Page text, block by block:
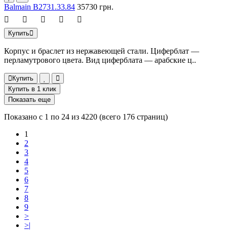
Balmain B2731.33.84 35730 грн.
Купить
Корпус и браслет из нержавеющей стали. Циферблат —
перламутрового цвета. Вид циферблата — арабские ц..
Купить
Купить в 1 клик
Показать еще
Показано с 1 по 24 из 4220 (всего 176 страниц)
1
2
3
4
5
6
7
8
9
>
>|